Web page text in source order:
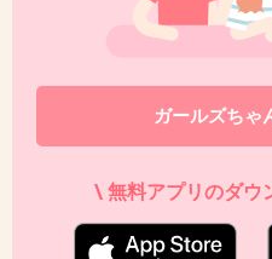
2019/01/13(日) 15:53:17
>>45
篠崎愛のスレでわざわ
り、挙句のアンケート
ガールズちゃ
\ 無料アプリのダウ